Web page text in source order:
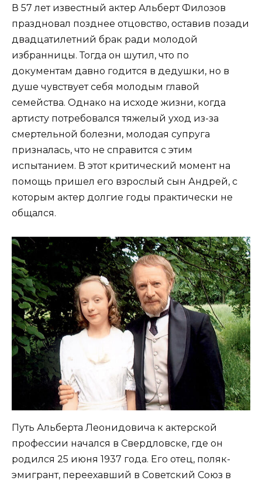
В 57 лет известный актер Альберт Филозов
праздновал позднее отцовство, оставив позади
двадцатилетний брак ради молодой
избранницы. Тогда он шутил, что по
документам давно годится в дедушки, но в
душе чувствует себя молодым главой
семейства. Однако на исходе жизни, когда
артисту потребовался тяжелый уход из-за
смертельной болезни, молодая супруга
призналась, что не справится с этим
испытанием. В этот критический момент на
помощь пришел его взрослый сын Андрей, с
которым актер долгие годы практически не
общался.
Путь Альберта Леонидовича к актерской
профессии начался в Свердловске, где он
родился 25 июня 1937 года. Его отец, поляк-
эмигрант, переехавший в Советский Союз в